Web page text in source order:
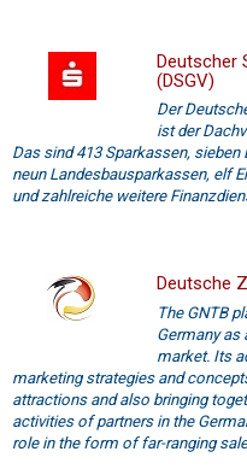
Deutscher
(DSGV)
Der
ist der
Das sind 413 Sparkassen,
neun Landesbausparkassen, elf
und zahlreiche weitere
Deutsche
The GNTB
Germany as
market. Its
marketing strategies and
attractions and also bringing
activities of partners in the
role in the form of far-ranging